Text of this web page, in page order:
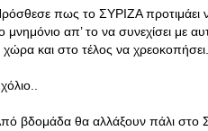
πως το ΣΥΡΙΖΑ προτιμάει
μνημόνιο απ’ το να συνεχίσει με
χώρα και στο τέλος να χρεοκοπήσει.
βδομάδα θα αλλάξουν πάλι στο